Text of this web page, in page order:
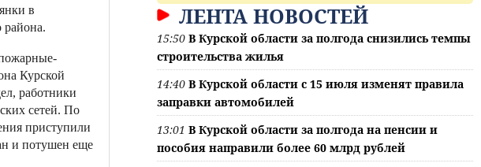
в
района.
Курской
работники
сетей. По
приступили
и потушен еще
ЛЕНТА НОВОСТЕЙ
15:50 В Курской области за полгода снизились темпы
строительства жилья
14:40 В Курской области с 15 июля изменят правила
заправки автомобилей
13:01 В Курской области за полгода на пенсии и
пособия направили более 60 млрд рублей